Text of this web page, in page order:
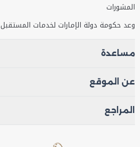
المشورات
وعد حكومة دولة الإمارات لخدمات المستقبل
مساعدة
عن الموقع
المراجع